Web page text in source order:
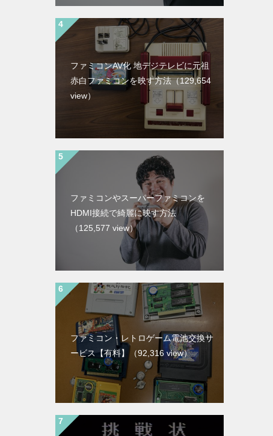
ファミコンAV化 地デジテレビに元祖
赤白ファミコンを映す方法（129,654
view）
ファミコンやスーパーファミコンを
HDMI接続で綺麗に映す方法
（125,577 view）
ファミコン・レトロゲーム電池交換サ
ービス【有料】 （92,316 view）